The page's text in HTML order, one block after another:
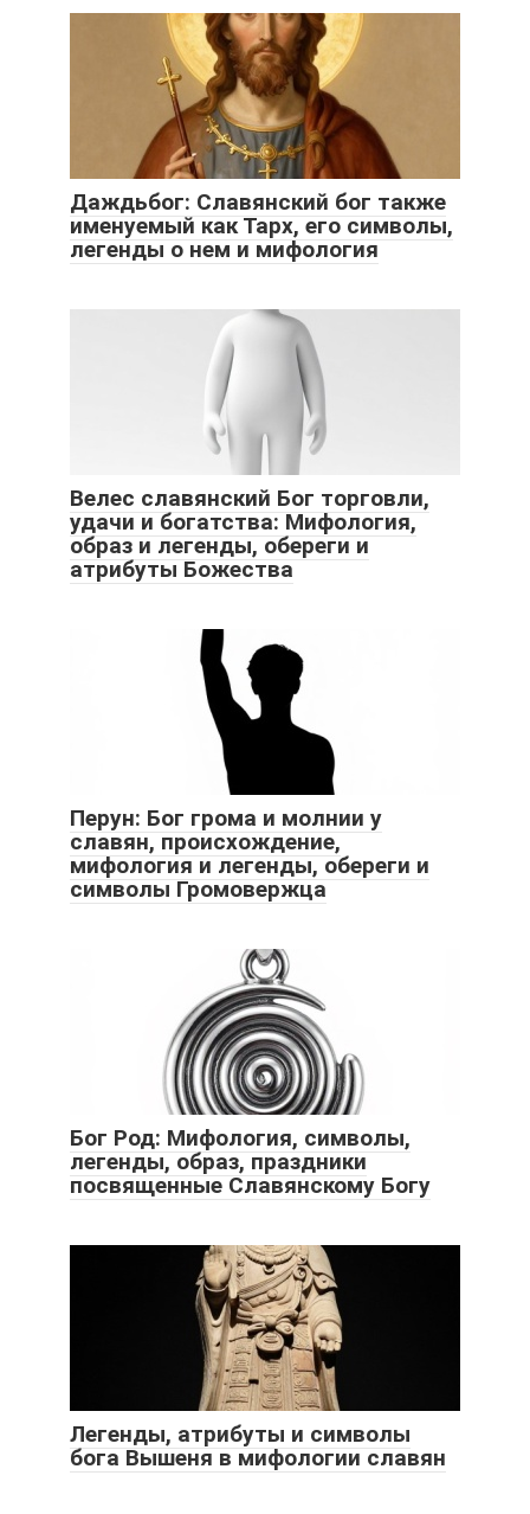
Даждьбог: Славянский бог также
именуемый как Тарх, его символы,
легенды о нем и мифология
Велес славянский Бог торговли,
удачи и богатства: Мифология,
образ и легенды, обереги и
атрибуты Божества
Перун: Бог грома и молнии у
славян, происхождение,
мифология и легенды, обереги и
символы Громовержца
Бог Род: Мифология, символы,
легенды, образ, праздники
посвященные Славянскому Богу
Легенды, атрибуты и символы
бога Вышеня в мифологии славян